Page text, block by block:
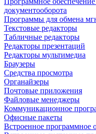
документооборота
Программы для обмена
Текстовые редакторы
Табличные редакторы
Редакторы презентаций
Редакторы мультимедиа
Браузеры
Средства просмотра
Органайзеры
Почтовые приложения
Файловые менеджеры
Коммуникационное
Офисные пакеты
Встроенное программное